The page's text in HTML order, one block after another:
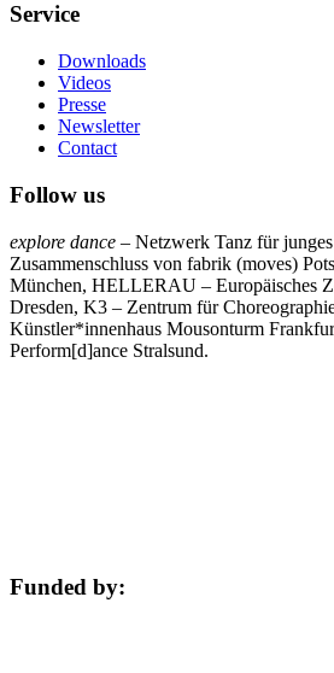
Service
Downloads
Videos
Presse
Newsletter
Contact
Follow us
explore dance – Netzwerk Tanz für
Zusammenschluss von fabrik (moves)
München, HELLERAU – Europäisches
Dresden, K3 – Zentrum für
Künstler*innenhaus Mousonturm
Perform[d]ance Stralsund.
Funded by: